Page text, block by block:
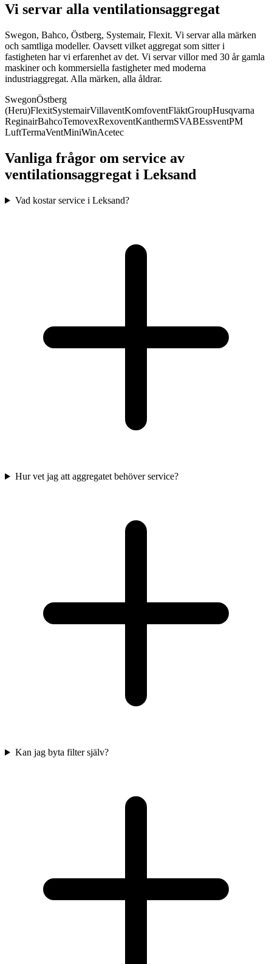
Vi servar alla ventilationsaggregat
Swegon, Bahco, Östberg, Systemair, Flexit. Vi servar alla märken
och samtliga modeller. Oavsett vilket aggregat som sitter i
fastigheten har vi erfarenhet av det. Vi servar villor med 30 år gamla
maskiner och kommersiella fastigheter med moderna
industriaggregat. Alla märken, alla åldrar.
SwegonÖstberg
(Heru)FlexitSystemairVillaventKomfoventFläktGroupHusqvarna
ReginairBahcoTemovexRexoventKanthermSVABEssventPM
LuftTermaVentMiniWinAcetec
Vanliga frågor om service av
ventilationsaggregat i Leksand
Vad kostar service i Leksand?
Hur vet jag att aggregatet behöver service?
Kan jag byta filter själv?